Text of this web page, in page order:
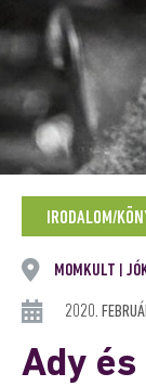
IRODALOM/
MOMKULT
2020.
Ady és